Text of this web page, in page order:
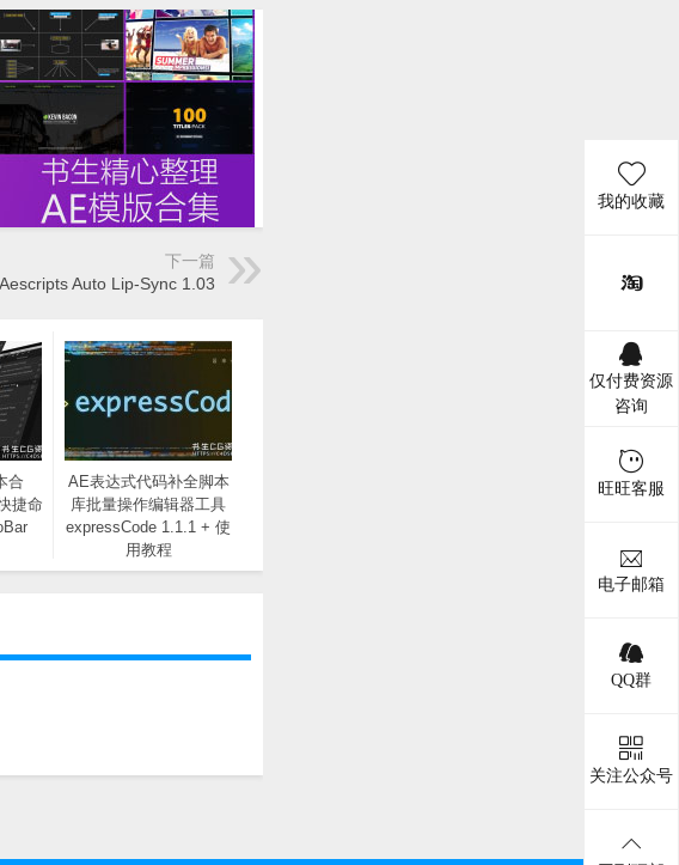
下一篇
Auto Lip-Sync 1.03
合
捷命
AE表达式代码补全脚本
库批量操作编辑器工具
expressCode 1.1.1 + 使
用教程
我的收藏
仅付费资源
咨询
旺旺客服
电子邮箱
QQ群
关注公众号